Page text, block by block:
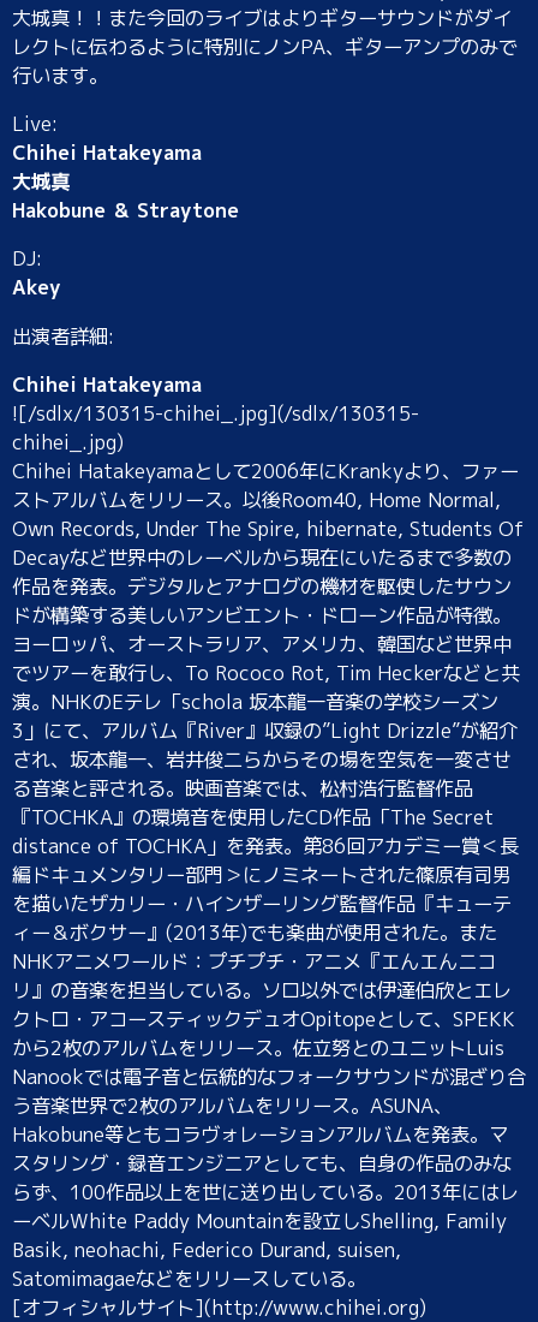
大城真！！また今回のライブはよりギターサウンドがダイ
レクトに伝わるように特別にノンPA、ギターアンプのみで
行います。
Live:
Chihei Hatakeyama
大城真
Hakobune ＆ Straytone
DJ:
Akey
出演者詳細:
Chihei Hatakeyama
![/sdlx/130315-chihei_.jpg](/sdlx/130315-
chihei_.jpg)
Chihei Hatakeyamaとして2006年にKrankyより、ファー
ストアルバムをリリース。以後Room40, Home Normal,
Own Records, Under The Spire, hibernate, Students Of
Decayなど世界中のレーベルから現在にいたるまで多数の
作品を発表。デジタルとアナログの機材を駆使したサウン
ドが構築する美しいアンビエント・ドローン作品が特徴。
ヨーロッパ、オーストラリア、アメリカ、韓国など世界中
でツアーを敢行し、To Rococo Rot, Tim Heckerなどと共
演。NHKのEテレ「schola 坂本龍一音楽の学校シーズン
3」にて、アルバム『River』収録の”Light Drizzle”が紹介
され、坂本龍一、岩井俊二らからその場を空気を一変させ
る音楽と評される。映画音楽では、松村浩行監督作品
『TOCHKA』の環境音を使用したCD作品「The Secret
distance of TOCHKA」を発表。第86回アカデミー賞＜長
編ドキュメンタリー部門＞にノミネートされた篠原有司男
を描いたザカリー・ハインザーリング監督作品『キューテ
ィー＆ボクサー』(2013年)でも楽曲が使用された。また
NHKアニメワールド：プチプチ・アニメ『エんエんニコ
リ』の音楽を担当している。ソロ以外では伊達伯欣とエレ
クトロ・アコースティックデュオOpitopeとして、SPEKK
から2枚のアルバムをリリース。佐立努とのユニットLuis
Nanookでは電子音と伝統的なフォークサウンドが混ざり合
う音楽世界で2枚のアルバムをリリース。ASUNA、
Hakobune等ともコラヴォレーションアルバムを発表。マ
スタリング・録音エンジニアとしても、自身の作品のみな
らず、100作品以上を世に送り出している。2013年にはレ
ーベルWhite Paddy Mountainを設立しShelling, Family
Basik, neohachi, Federico Durand, suisen,
Satomimagaeなどをリリースしている。
[オフィシャルサイト](http://www.chihei.org)